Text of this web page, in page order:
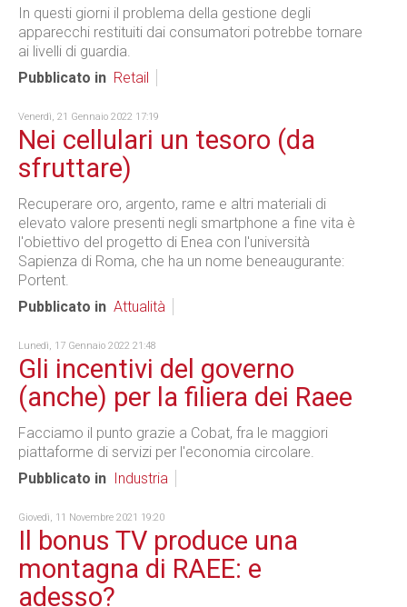
In questi giorni il problema della gestione degli
apparecchi restituiti dai consumatori potrebbe tornare
ai livelli di guardia.
Pubblicato in Retail
Venerdì, 21 Gennaio 2022 17:19
Nei cellulari un tesoro (da
sfruttare)
Recuperare oro, argento, rame e altri materiali di
elevato valore presenti negli smartphone a fine vita è
l'obiettivo del progetto di Enea con l'università
Sapienza di Roma, che ha un nome beneaugurante:
Portent.
Pubblicato in Attualità
Lunedì, 17 Gennaio 2022 21:48
Gli incentivi del governo
(anche) per la filiera dei Raee
Facciamo il punto grazie a Cobat, fra le maggiori
piattaforme di servizi per l'economia circolare.
Pubblicato in
Industria
Giovedì, 11 Novembre 2021 19:20
Il bonus TV produce una
montagna di RAEE: e
adesso?